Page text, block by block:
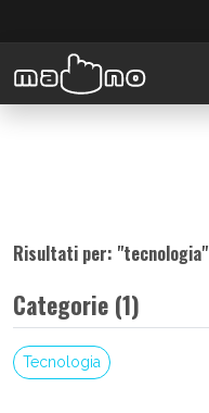
Risultati per: "tecnologia"
Categorie (1)
Tecnologia